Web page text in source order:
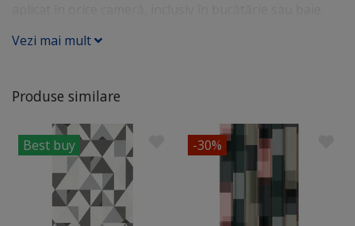
perete întreg sau să creezi doar o bordură sau coloană
Vezi mai mult
Produse similare
Best buy -30%